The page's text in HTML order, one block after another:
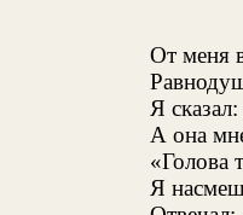
От меня
Я
А она
«Голова
Я